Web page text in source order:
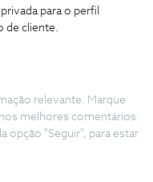
para o perfil
de cliente.
relevante. Marque
melhores comentários.
opção "Seguir", para estar